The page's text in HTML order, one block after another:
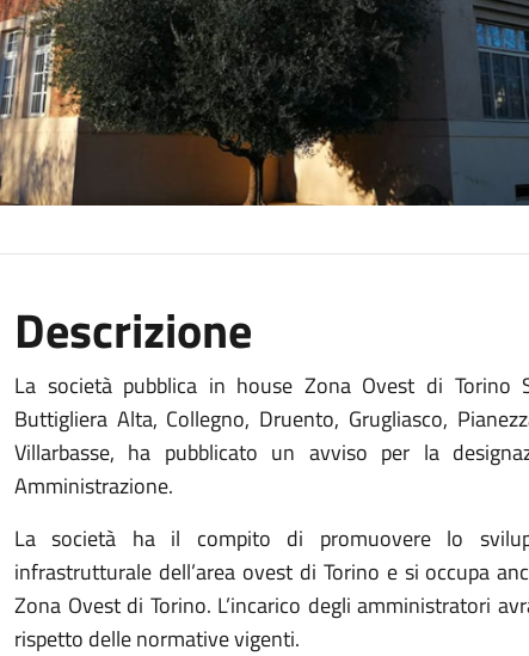
Descrizione
La società pubblica in house Zona Ovest di Torino
Buttigliera Alta, Collegno, Druento, Grugliasco,
Villarbasse, ha pubblicato un avviso per la
Amministrazione.
La società ha il compito di promuovere lo
infrastrutturale dell’area ovest di Torino e si occupa
Zona Ovest di Torino. L’incarico degli amministratori
rispetto delle normative vigenti.